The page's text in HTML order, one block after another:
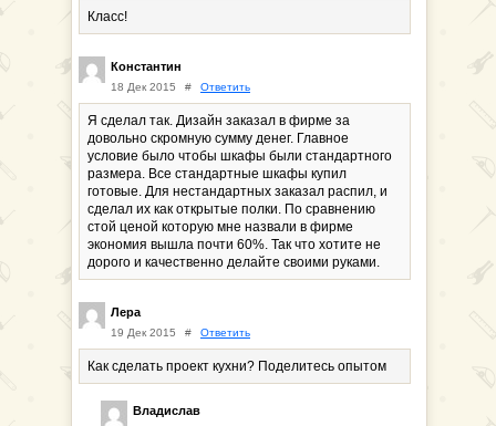
Класс!
Константин
18 Дек 2015 # Ответить
Я сделал так. Дизайн заказал в фирме за
довольно скромную сумму денег. Главное
условие было чтобы шкафы были стандартного
размера. Все стандартные шкафы купил
готовые. Для нестандартных заказал распил, и
сделал их как открытые полки. По сравнению
стой ценой которую мне назвали в фирме
экономия вышла почти 60%. Так что хотите не
дорого и качественно делайте своими руками.
Лера
19 Дек 2015 # Ответить
Как сделать проект кухни? Поделитесь опытом
Владислав